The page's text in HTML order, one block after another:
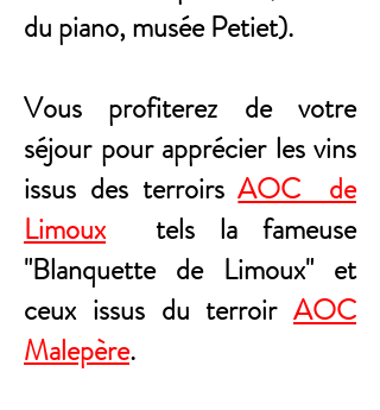
du piano, musée Petiet).
Vous profiterez de votre
séjour pour apprécier les vins
issus des terroirsAOC de
Limouxtels la fameuse
"Blanquette de Limoux" et
ceux issus du terroir AOC
Malepère.